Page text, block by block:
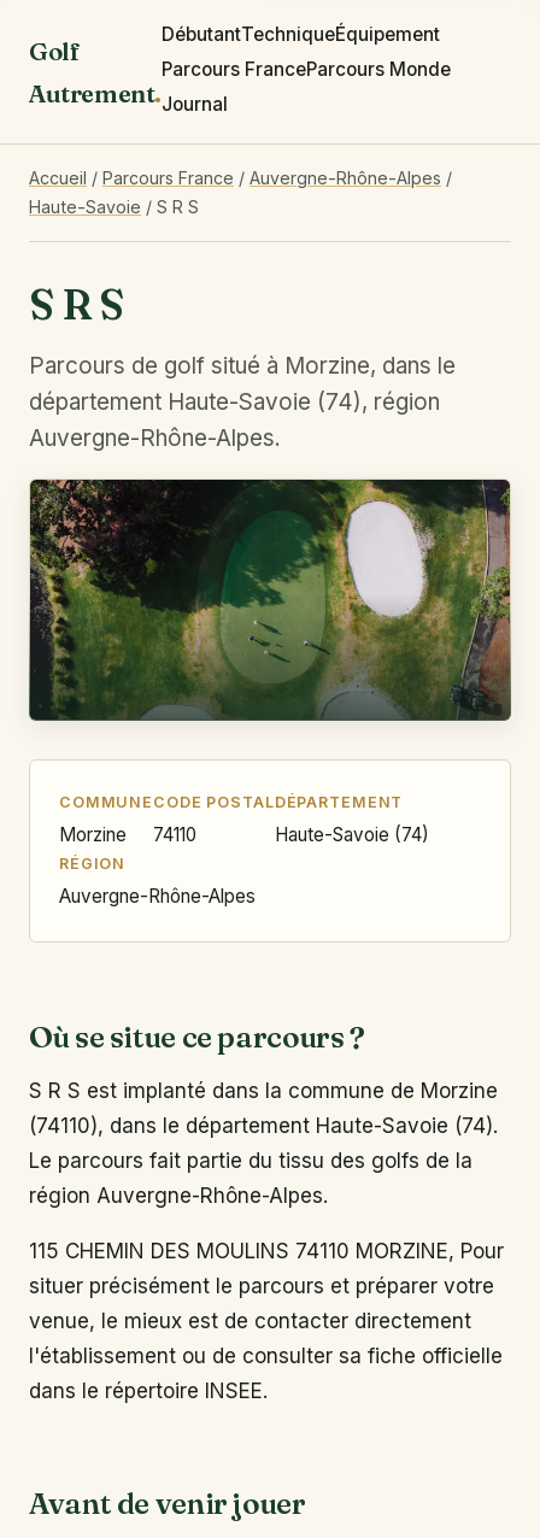
Golf
Autrement.
DébutantTechniqueÉquipement
Parcours FranceParcours Monde
Journal
Accueil / Parcours France / Auvergne-Rhône-Alpes /
Haute-Savoie / S R S
S R S
Parcours de golf situé à Morzine, dans le
département Haute-Savoie (74), région
Auvergne-Rhône-Alpes.
COMMUNE
Morzine
CODE POSTAL
74110
DÉPARTEMENT
Haute-Savoie (74)
RÉGION
Auvergne-Rhône-Alpes
Où se situe ce parcours ?
S R S est implanté dans la commune de Morzine
(74110), dans le département Haute-Savoie (74).
Le parcours fait partie du tissu des golfs de la
région Auvergne-Rhône-Alpes.
115 CHEMIN DES MOULINS 74110 MORZINE, Pour
situer précisément le parcours et préparer votre
venue, le mieux est de contacter directement
l'établissement ou de consulter sa fiche officielle
dans le répertoire INSEE.
Avant de venir jouer